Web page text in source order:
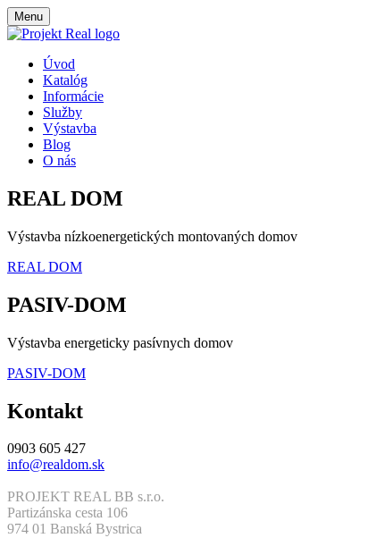
Menu
Úvod
Katalóg
Informácie
Služby
Výstavba
Blog
O nás
REAL DOM
Výstavba nízkoenergetických montovaných domov
REAL DOM
PASIV-DOM
Výstavba energeticky pasívnych domov
PASIV-DOM
Kontakt
0903 605 427
info@realdom.sk
PROJEKT REAL BB s.r.o.
Partizánska cesta 106
974 01 Banská Bystrica